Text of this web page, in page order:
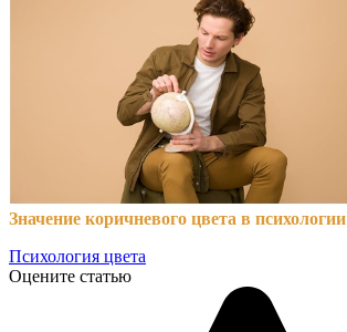
Значение коричневого цвета в психологии
Психология цвета
Оцените статью